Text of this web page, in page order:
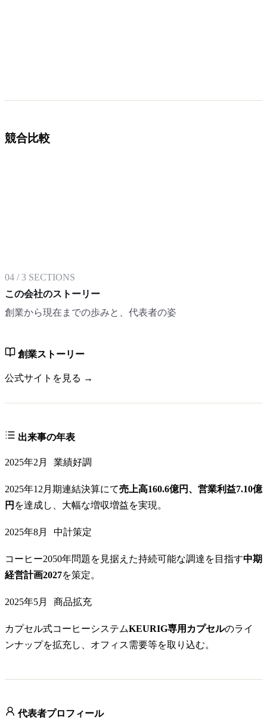
競合比較
04 /3 SECTIONS
この会社のストーリー
創業から現在までの歩みと、代表者の姿
創業ストーリー
公式サイトを見る →
出来事の年表
2025年2月 業績好調
2025年12月期連結決算にて売上高160.6億円、営業利益7.10億
円 を達成し、大幅な増収増益を実現。
2025年8月 中計策定
コーヒー2050年問題を見据えた持続可能な調達を目指す中期
経営計画2027を策定。
2025年5月 商品拡充
カプセル式コーヒーシステムKEURIG専用カプセルのライ
ンナップを拡充し、オフィス需要等を取り込む。
代表者プロフィール